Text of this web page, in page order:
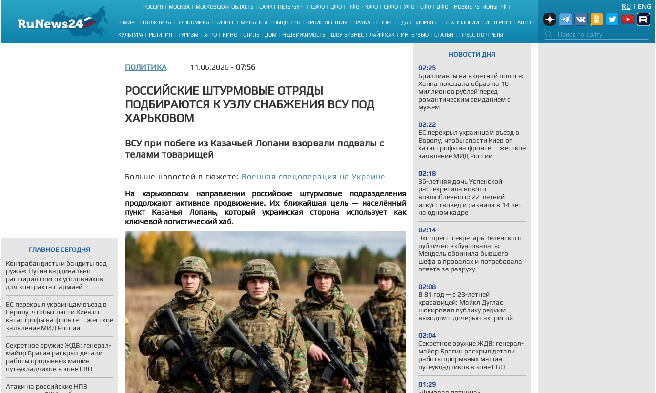
РОССИЯ МОСКВА МОСКОВСКАЯ ОБЛАСТЬ САНКТ-ПЕТЕРБУРГ СЗФО ЦФО ПФО ЮФО СКФО УФО СФО ДФО НОВЫЕ РЕГИОНЫ РФ
В МИРЕ ПОЛИТИКА ЭКОНОМИКА БИЗНЕС ФИНАНСЫ ОБЩЕСТВО ПРОИСШЕСТВИЯ НАУКА СПОРТ ЕДА ЗДОРОВЬЕ ТЕХНОЛОГИИ ИНТЕРНЕТ АВТО
КУЛЬТУРА РЕЛИГИЯ ТУРИЗМ АГРО КИНО СТИЛЬ ДОМ НЕДВИЖИМОСТЬ ШОУ-БИЗНЕС ЛАЙФХАК ИНТЕРВЬЮ СТАТЬИ ПРЕСС-ПОРТРЕТЫ
ENG
|
RU
ГЛАВНОЕ СЕГОДНЯ
Контрабандисты и бандиты под
ружье: Путин кардинально
расширил список уголовников
для контракта с армией
ЕС перекрыл украинцам въезд в
Европу, чтобы спасти Киев от
катастрофы на фронте — жесткое
заявление МИД России
Секретное оружие ЖДВ: генерал-
майор Брагин раскрыл детали
работы прорывных машин-
путеукладчиков в зоне СВО
Атаки на российские НПЗ
НОВОСТИ ДНЯ
02:25
Бриллианты на взлетной полосе:
Ханна показала образ на 10
миллионов рублей перед
романтическим свиданием с
мужем
02:22
ЕС перекрыл украинцам въезд в
Европу, чтобы спасти Киев от
катастрофы на фронте — жесткое
заявление МИД России
02:18
36-летняя дочь Успенской
рассекретила нового
возлюбленного: 22-летний
искусствовед и разница в 14 лет
на одном кадре
02:14
Экс-пресс-секретарь Зеленского
публично взбунтовалась:
Мендель обвинила бывшего
шефа в провалах и потребовала
ответа за разруху
02:08
В 81 год — с 23-летней
красавицей: Майкл Дуглас
шокировал публику редким
выходом с дочерью-актрисой
02:04
Секретное оружие ЖДВ: генерал-
майор Брагин раскрыл детали
работы прорывных машин-
путеукладчиков в зоне СВО
01:29
ПОЛИТИКА 11.06.2026 - 07:56
РОССИЙСКИЕ ШТУРМОВЫЕ ОТРЯДЫ
ПОДБИРАЮТСЯ К УЗЛУ СНАБЖЕНИЯ ВСУ ПОД
ХАРЬКОВОМ
ВСУ при побеге из Казачьей Лопани взорвали подвалы с
телами товарищей
Больше новостей в сюжете: Военная спецоперация на Украине
На харьковском направлении российские штурмовые подразделения
продолжают активное продвижение. Их ближайшая цель — населённый
пункт Казачья Лопань, который украинская сторона использует как
ключевой логистический хаб.